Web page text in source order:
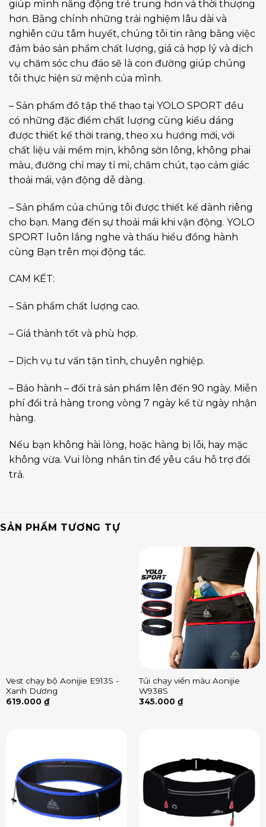
giúp mình năng động trẻ trung hơn và thời thượng
hơn. Bằng chính những trải nghiệm lâu dài và
nghiên cứu tâm huyết, chúng tôi tin rằng bằng việc
đảm bảo sản phẩm chất lượng, giá cả hợp lý và dịch
vụ chăm sóc chu đáo sẽ là con đường giúp chúng
tôi thực hiện sứ mệnh của mình.
– Sản phẩm đồ tập thể thao tại YOLO SPORT đều
có những đặc điểm chất lượng cùng kiểu dáng
được thiết kế thời trang, theo xu hướng mới, với
chất liệu vải mềm mịn, không sờn lông, không phai
màu, đường chỉ may tỉ mỉ, chăm chút, tạo cảm giác
thoải mái, vận động dễ dàng.
– Sản phẩm của chúng tôi được thiết kế dành riêng
cho bạn. Mang đến sự thoải mái khi vận động. YOLO
SPORT luôn lắng nghe và thấu hiểu đồng hành
cùng Bạn trên mọi động tác.
CAM KẾT:
– Sản phẩm chất lượng cao.
– Giá thành tốt và phù hợp.
– Dịch vụ tư vấn tận tình, chuyên nghiệp.
– Bảo hành – đổi trả sản phẩm lên đến 90 ngày. Miễn
phí đổi trả hàng trong vòng 7 ngày kể từ ngày nhận
hàng.
Nếu bạn không hài lòng, hoặc hàng bị lỗi, hay mặc
không vừa. Vui lòng nhắn tin để yêu cầu hỗ trợ đổi
trả.
SẢN PHẨM TƯƠNG TỰ
Vest chạy bộ Aonijie E913S -
Xanh Dương
619.000 ₫
Túi chạy viền màu Aonijie
W938S
345.000 ₫